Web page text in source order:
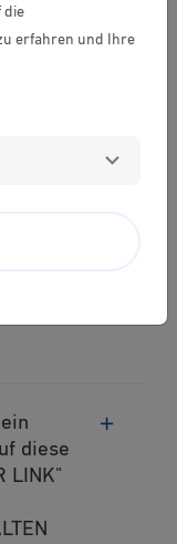
diese
LINK"
die
erfahren und Ihre